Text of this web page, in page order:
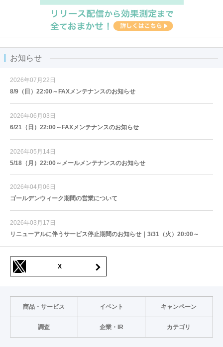
お知らせ
2026年07月22日
8/9（日）22:00～FAXメンテナンスのお知らせ
2026年06月03日
6/21（日）22:00～FAXメンテナンスのお知らせ
2026年05月14日
5/18（月）22:00～メールメンテナンスのお知らせ
2026年04月06日
ゴールデンウィーク期間の営業について
2026年03月17日
リニューアルに伴うサービス停止期間のお知らせ｜3/31（火）20:00～
X
商品・サービス イベント キャンペーン
調査 企業・IR カテゴリ